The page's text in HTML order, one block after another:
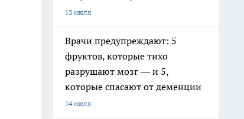
13 июля
Врачи предупреждают: 5
фруктов, которые тихо
разрушают мозг — и 5,
которые спасают от деменции
14 июля